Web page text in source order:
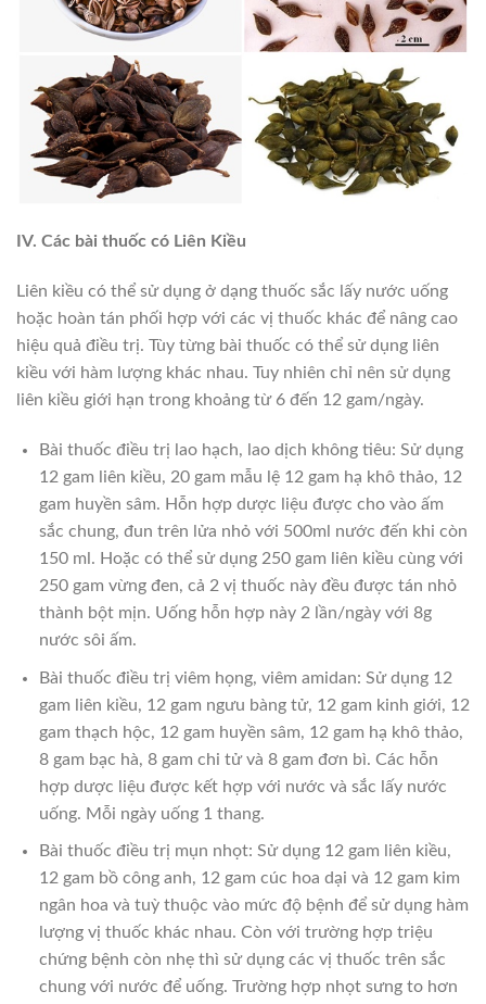
IV. Các bài thuốc có Liên Kiều
Liên kiều có thể sử dụng ở dạng thuốc sắc lấy nước uống
hoặc hoàn tán phối hợp với các vị thuốc khác để nâng cao
hiệu quả điều trị. Tùy từng bài thuốc có thể sử dụng liên
kiều với hàm lượng khác nhau. Tuy nhiên chỉ nên sử dụng
liên kiều giới hạn trong khoảng từ 6 đến 12 gam/ngày.
Bài thuốc điều trị lao hạch, lao dịch không tiêu: Sử dụng
12 gam liên kiều, 20 gam mẫu lệ 12 gam hạ khô thảo, 12
gam huyền sâm. Hỗn hợp dược liệu được cho vào ấm
sắc chung, đun trên lửa nhỏ với 500ml nước đến khi còn
150 ml. Hoặc có thể sử dụng 250 gam liên kiều cùng với
250 gam vừng đen, cả 2 vị thuốc này đều được tán nhỏ
thành bột mịn. Uống hỗn hợp này 2 lần/ngày với 8g
nước sôi ấm.
Bài thuốc điều trị viêm họng, viêm amidan: Sử dụng 12
gam liên kiều, 12 gam ngưu bàng tử, 12 gam kinh giới, 12
gam thạch hộc, 12 gam huyền sâm, 12 gam hạ khô thảo,
8 gam bạc hà, 8 gam chi tử và 8 gam đơn bì. Các hỗn
hợp dược liệu được kết hợp với nước và sắc lấy nước
uống. Mỗi ngày uống 1 thang.
Bài thuốc điều trị mụn nhọt: Sử dụng 12 gam liên kiều,
12 gam bồ công anh, 12 gam cúc hoa dại và 12 gam kim
ngân hoa và tuỳ thuộc vào mức độ bệnh để sử dụng hàm
lượng vị thuốc khác nhau. Còn với trường hợp triệu
chứng bệnh còn nhẹ thì sử dụng các vị thuốc trên sắc
chung với nước để uống. Trường hợp nhọt sưng to hơn